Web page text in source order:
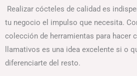
Realizar cócteles de calidad es
tu negocio el impulso que necesita.
colección de herramientas para hacer
llamativos es una idea excelente si o
diferenciarte del resto.